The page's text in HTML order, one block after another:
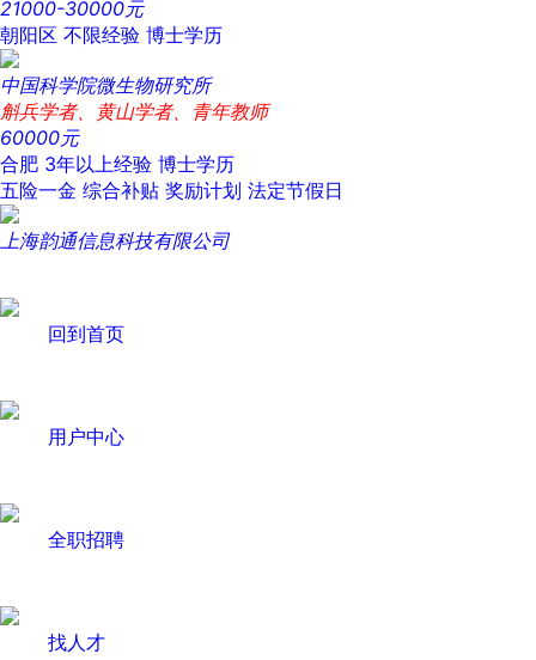
21000-30000元
朝阳区 不限经验 博士学历
中国科学院微生物研究所
斛兵学者、黄山学者、青年教师
60000元
合肥 3年以上经验 博士学历
五险一金 综合补贴 奖励计划 法定节假日
上海韵通信息科技有限公司
回到首页
用户中心
全职招聘
找人才